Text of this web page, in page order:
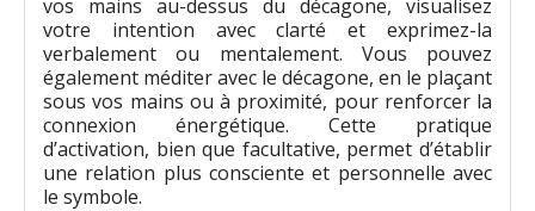
vos mains au-dessus du décagone, visualisez
votre intention avec clarté et exprimez-la
verbalement ou mentalement. Vous pouvez
également méditer avec le décagone, en le plaçant
sous vos mains ou à proximité, pour renforcer la
connexion énergétique. Cette pratique
d’activation, bien que facultative, permet d’établir
une relation plus consciente et personnelle avec
le symbole.